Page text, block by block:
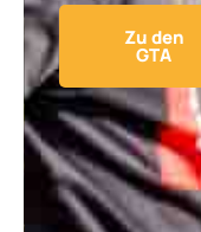
Zu den
GTA